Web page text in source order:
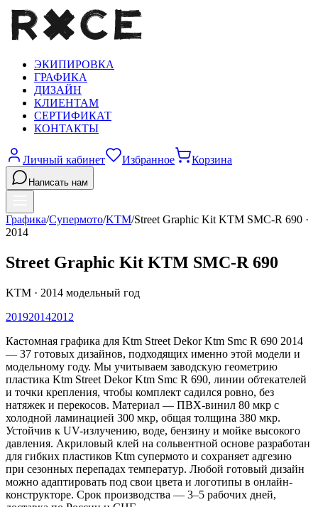
ЭКИПИРОВКА
ГРАФИКА
ДИЗАЙН
КЛИЕНТАМ
СЕРТИФИКАТ
КОНТАКТЫ
Личный кабинет Избранное Корзина
Написать нам
Графика/Супермото/KTM/Street Graphic Kit KTM SMC-R 690 ·
2014
Street Graphic Kit KTM SMC-R 690
KTM · 2014 модельный год
201920142012
Кастомная графика для Ktm Street Dekor Ktm Smc R 690 2014
— 37 готовых дизайнов, подходящих именно этой модели и
модельному году. Мы учитываем заводскую геометрию
пластика Ktm Street Dekor Ktm Smc R 690, линии обтекателей
и точки крепления, чтобы комплект садился ровно, без
натяжек и перекосов. Материал — ПВХ-винил 80 мкр с
холодной ламинацией 300 мкр, общая толщина 380 мкр.
Устойчив к UV-излучению, воде, бензину и мойке высокого
давления. Акриловый клей на сольвентной основе разработан
для гибких пластиков Ktm супермото и сохраняет адгезию
при сезонных перепадах температур. Любой готовый дизайн
можно адаптировать под свои цвета и логотипы в онлайн-
конструкторе. Срок производства — 3–5 рабочих дней,